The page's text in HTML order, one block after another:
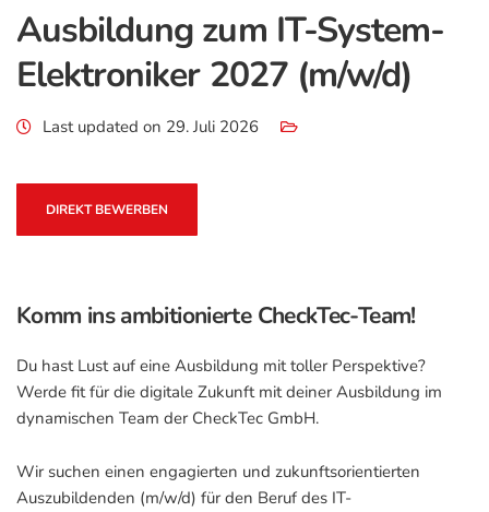
Ausbildung zum IT-System-
Elektroniker 2027 (m/w/d)
Last updated on 29. Juli 2026
DIREKT BEWERBEN
Komm ins ambitionierte CheckTec-Team!
Du hast Lust auf eine Ausbildung mit toller Perspektive?
Werde fit für die digitale Zukunft mit deiner Ausbildung im
dynamischen Team der CheckTec GmbH.
Wir suchen einen engagierten und zukunftsorientierten
Auszubildenden (m/w/d) für den Beruf des IT-